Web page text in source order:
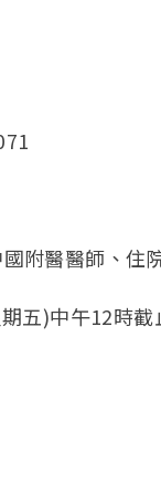
附醫醫師、住
五)中午12時截